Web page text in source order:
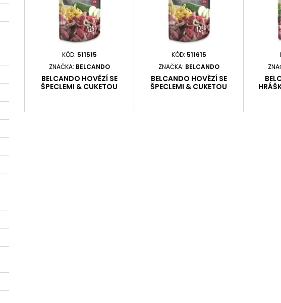
KÓD: 511515
ZNAČKA: BELCANDO
BELCANDO HOVĚZÍ SE
ŠPECLEMI & CUKETOU
KÓD: 511615
ZNAČKA: BELCANDO
BELCANDO HOVĚZÍ SE
ŠPECLEMI & CUKETOU